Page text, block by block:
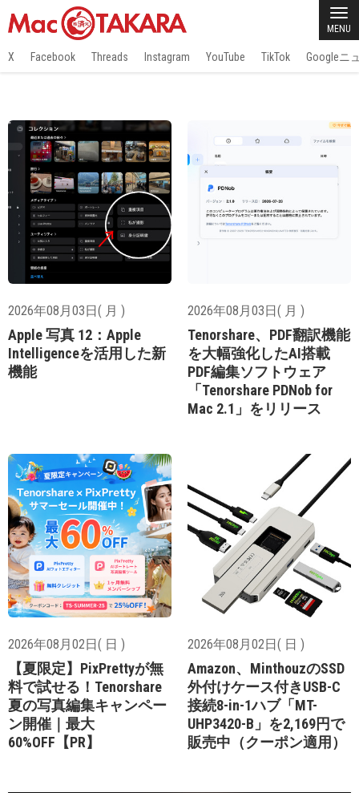
MENU
X Facebook Threads Instagram YouTube TikTok Googleニ
2026年08月03日( 月 )
Apple 写真 12：Apple
Intelligenceを活用した新
機能
2026年08月03日( 月 )
Tenorshare、PDF翻訳機能
を大幅強化したAI搭載
PDF編集ソフトウェア
「Tenorshare PDNob for
Mac 2.1」をリリース
2026年08月02日( 日 )
【夏限定】PixPrettyが無
料で試せる！Tenorshare
夏の写真編集キャンペー
ン開催｜最大
60%OFF【PR】
2026年08月02日( 日 )
Amazon、MinthouzのSSD
外付けケース付きUSB-C
接続8-in-1ハブ「MT-
UHP3420-B」を2,169円で
販売中（クーポン適用）